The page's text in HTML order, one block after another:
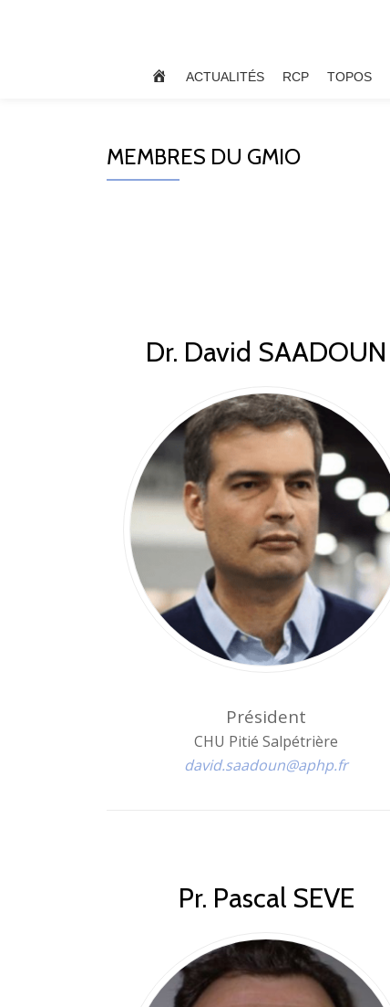
ACCUEIL
ACTUALITÉS RCP TOPOS
MEMBRES DU GMIO
Dr. David SAADOUN
Président
CHU Pitié Salpétrière
david.saadoun@aphp.fr
Pr. Pascal SEVE